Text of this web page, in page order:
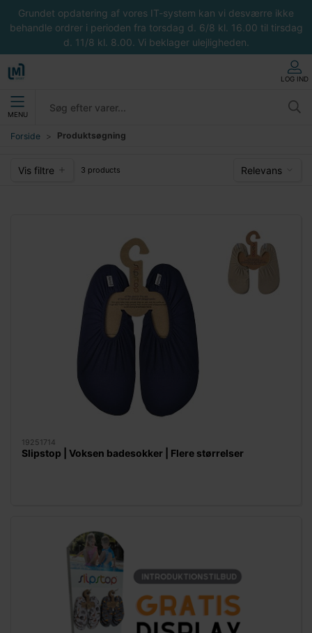
Grundet opdatering af vores IT-system kan vi desværre ikke
behandle ordrer i perioden fra torsdag d. 6/8 kl. 16.00 til tirsdag
d. 11/8 kl. 8.00. Vi beklager ulejligheden.
LOG IND
MENU
Forside Produktsøgning
Vis filtre 3 products Relevans
19251714
Slipstop | Voksen badesokker | Flere størrelser